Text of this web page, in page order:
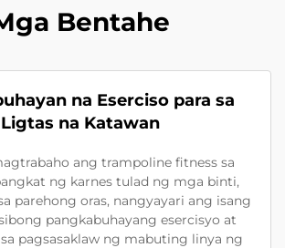
Bentahe
na Eserciso para sa
Ligtas na Katawan
ang trampoline fitness sa
ng karnes tulad ng mga binti,
parehong oras, nangyayari ang isang
pangkabuhayang esercisyo at
pagsasaklaw ng mabuting linya ng